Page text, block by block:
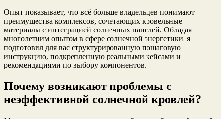
Опыт показывает, что всё больше владельцев понимают
преимущества комплексов, сочетающих кровельные
материалы с интеграцией солнечных панелей. Обладая
многолетним опытом в сфере солнечной энергетики, я
подготовил для вас структурированную пошаговую
инструкцию, подкрепленную реальными кейсами и
рекомендациями по выбору компонентов.
Почему возникают проблемы с
неэффективной солнечной кровлей?